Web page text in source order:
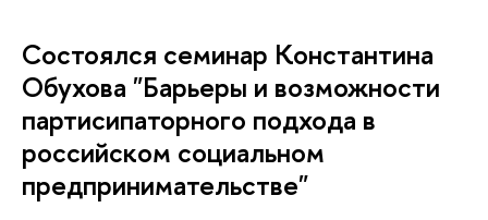
Состоялся семинар Константина
Обухова "Барьеры и возможности
партисипаторного подхода в
российском социальном
предпринимательстве"